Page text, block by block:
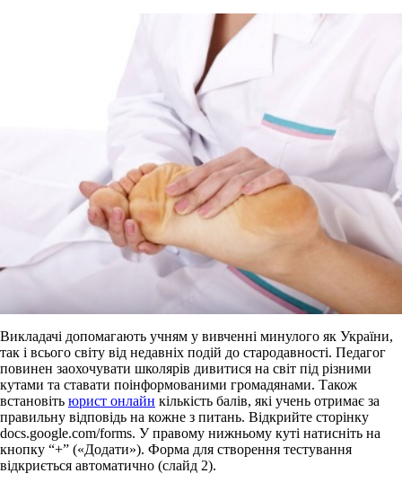
Викладачі допомагають учням у вивченні минулого як України,
так і всього світу від недавніх подій до стародавності. Педагог
повинен заохочувати школярів дивитися на світ під різними
кутами та ставати поінформованими громадянами. Також
встановіть юрист онлайн кількість балів, які учень отримає за
правильну відповідь на кожне з питань. Відкрийте сторінку
docs.google.com/forms. У правому нижньому куті натисніть на
кнопку “+” («Додати»). Форма для створення тестування
відкриється автоматично (слайд 2).